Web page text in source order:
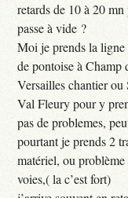
retards de 10 à 20
passe à vide ?
Moi je prends la ligne
de pontoise à Champ
Versailles chantier
Val Fleury pour y
pas de problemes,
pourtant je prends 2
matériel, ou
voies,( la c’est fort)